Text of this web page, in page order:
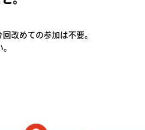
改めての参加は不要。